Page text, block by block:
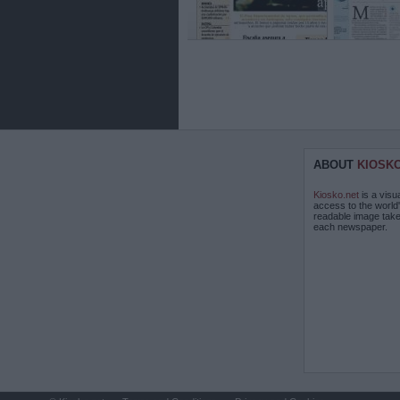
ABOUT
Kiosko.net is a
access to the
readable image
each newspaper.